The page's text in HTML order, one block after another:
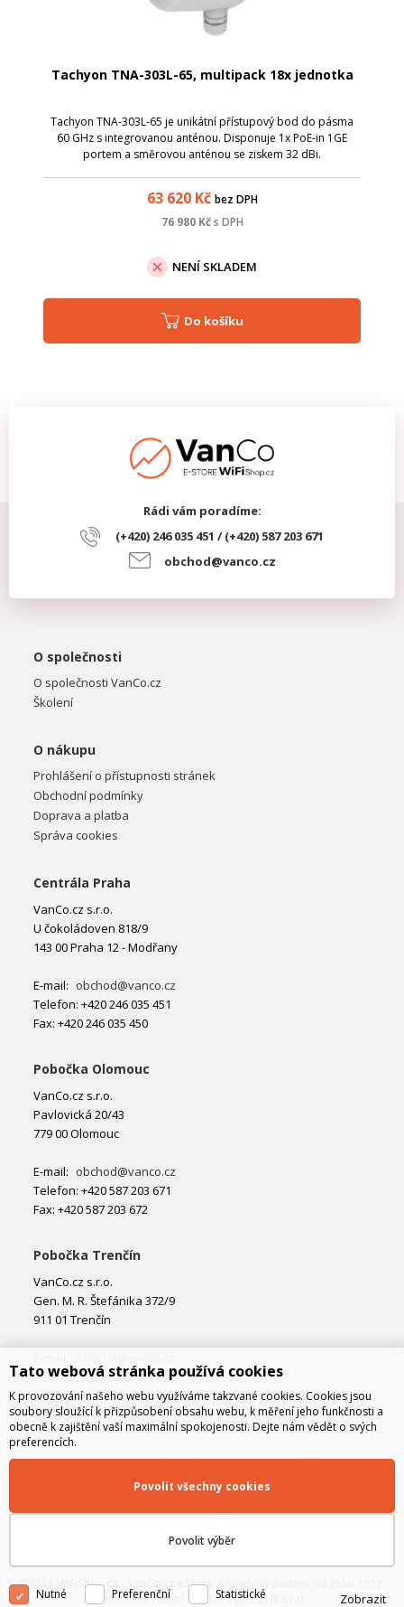
Tachyon TNA-303L-65, multipack 18x jednotka
Tachyon TNA-303L-65 je unikátní přístupový bod do pásma
60 GHz s integrovanou anténou. Disponuje 1x PoE-in 1GE
portem a směrovou anténou se ziskem 32 dBi.
63 620Kč bez DPH
76 980Kč s DPH
NENÍ SKLADEM
Do košíku
Rádi vám poradíme:
(+420) 246 035 451 / (+420) 587 203 671
obchod@vanco.cz
O společnosti
O společnosti VanCo.cz
Školení
O nákupu
Prohlášení o přístupnosti stránek
Obchodní podmínky
Doprava a platba
Správa cookies
Centrála Praha
VanCo.cz s.r.o.
U čokoládoven 818/9
143 00 Praha 12 - Modřany
E-mail: obchod@vanco.cz
Telefon: +420 246 035 451
Fax: +420 246 035 450
Pobočka Olomouc
VanCo.cz s.r.o.
Pavlovická 20/43
779 00 Olomouc
E-mail: obchod@vanco.cz
Telefon: +420 587 203 671
Fax: +420 587 203 672
Pobočka Trenčín
VanCo.cz s.r.o.
Gen. M. R. Štefánika 372/9
911 01 Trenčín
Telefon: +421 32 877 74 02
©2026 WiFiShop.cz - VanCo.cz eStore
Technické řešení © 2026CyberSoft s.r.o.
Tato webová stránka používá cookies
K provozování našeho webu využíváme takzvané cookies. Cookies jsou
soubory sloužící k přizpůsobení obsahu webu, k měření jeho funkčnosti a
obecně k zajištění vaší maximální spokojenosti. Dejte nám vědět o svých
preferencích.
Povolit výběr
Povolit všechny cookies
Nutné Preferenční Statistické Zobrazit